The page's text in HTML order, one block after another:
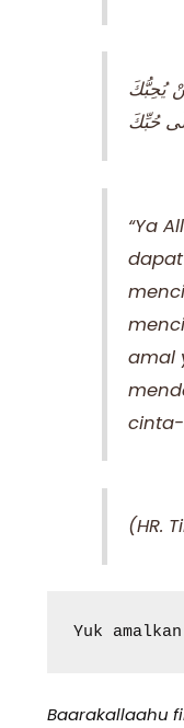
يُحِبُّكَ
حُبِّكَ
“Ya
amal
cinta-
(HR.
Yuk
Baarakallaahu